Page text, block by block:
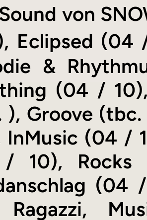
von
Eclipsed (04
&
(04 /
), Groove
InMusic (04 /
10),
(04